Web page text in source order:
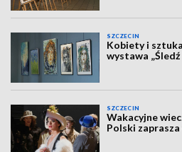
SZCZECIN
Kobiety i
wystawa
SZCZECIN
Wakacyjne
Polski